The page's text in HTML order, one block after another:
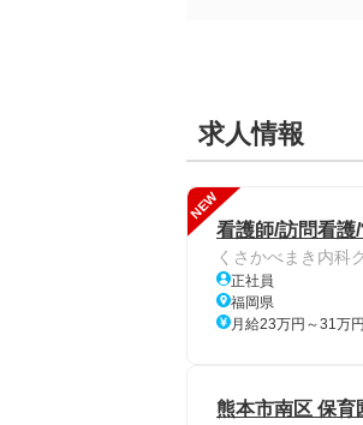
求人情報
NEW
看護師/訪問看護
くさかべまき内科
正社員
福岡県
月給23万円～31万円
熊本市南区 保育